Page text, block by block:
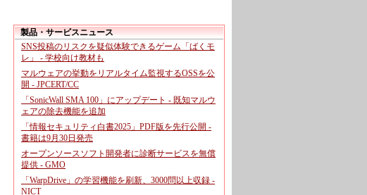
製品・サービスニュース
SNS投稿のリスクを疑似体験できるゲーム「ばくモ
レ」 - 学校向け教材も
マルウェアの挙動をリアルタイム監視するOSSを公
開 - JPCERT/CC
「SonicWall SMA 100」にアップデート - 既知マルウ
ェアの除去機能を追加
「情報セキュリティ白書2025」PDF版を先行公開 -
書籍は9月30日発売
オープンソースソフト開発者に診断サービスを無償
提供 - GMO
「WarpDrive」の学習機能を刷新、3000問以上収録 -
NICT